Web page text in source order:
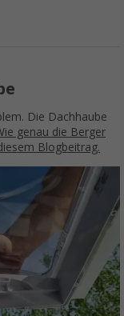
Die Dachhaube
genau die Berger
Blogbeitrag.